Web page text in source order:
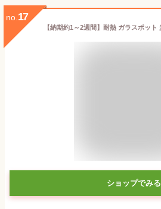
no. 17
ショップでみる